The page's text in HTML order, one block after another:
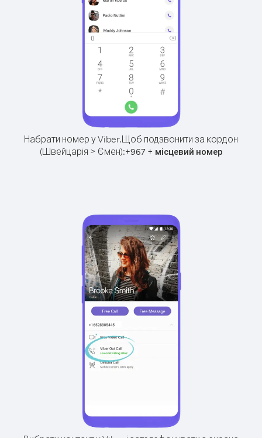
Набрати номер у Viber.Щоб подзвонити за кордон
(Швейцарія > Ємен):+967+ місцевий номер